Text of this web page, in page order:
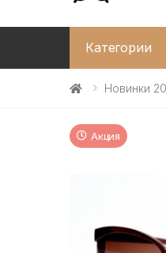
Категории
Новинки
Акция